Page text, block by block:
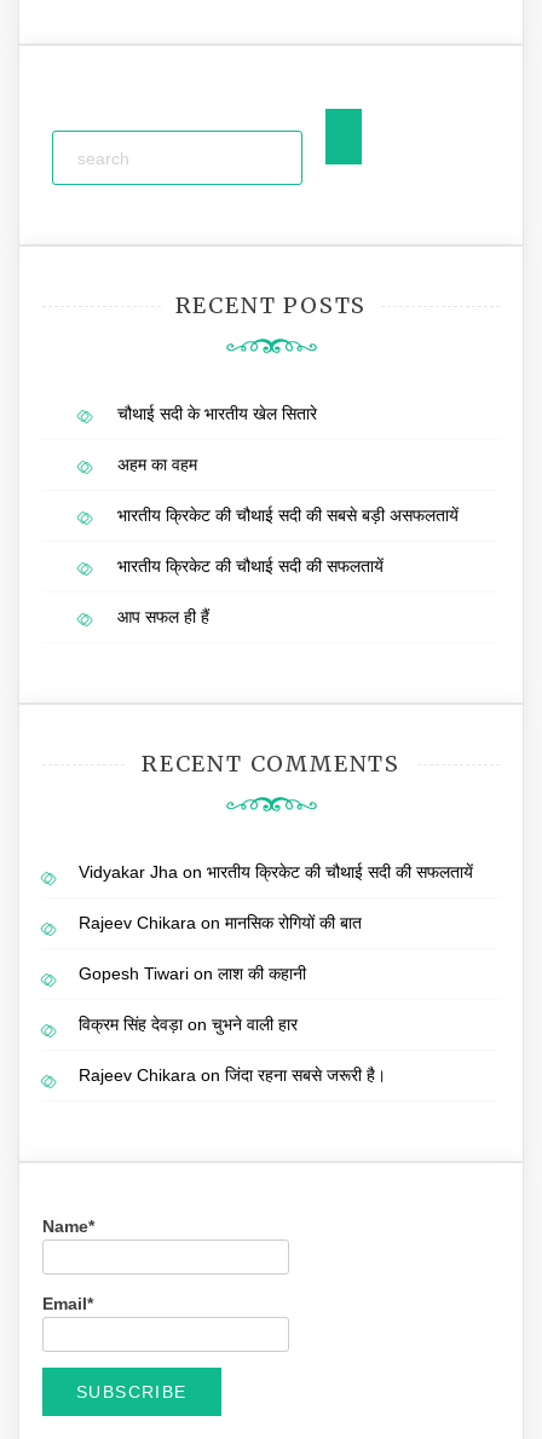
RECENT POSTS
चौथाई सदी के भारतीय खेल सितारे
अहम का वहम
भारतीय क्रिकेट की चौथाई सदी की सबसे बड़ी असफलतायें
भारतीय क्रिकेट की चौथाई सदी की सफलतायें
आप सफल ही हैं
RECENT COMMENTS
Vidyakar Jha on भारतीय क्रिकेट की चौथाई सदी की सफलतायें
Rajeev Chikara on मानसिक रोगियों की बात
Gopesh Tiwari on लाश की कहानी
विक्रम सिंह देवड़ाon चुभने वाली हार
Rajeev Chikara on जिंदा रहना सबसे जरूरी है।
Name*
Email*